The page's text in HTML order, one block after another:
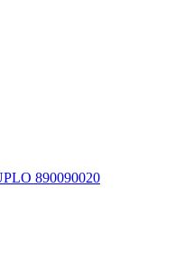
890090020